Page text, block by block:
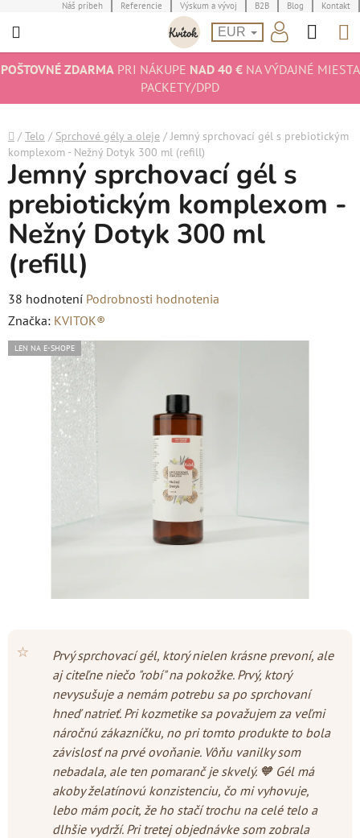
na
Náš príbeh Referencie Výskum a vývoj B2B Blog Kontakt
EUR
POŠTOVNÉ ZDARMAPRI NÁKUPE NAD 40 €NA VÝDAJNÉ MIESTA
PACKETY/DPD
Domov
/ Telo / Sprchové gély a oleje / Jemný sprchovací gél s prebiotickým
komplexom - Nežný Dotyk 300 ml (refill)
⭐
Prvý sprchovací gél, ktorý nielen krásne prevoní, ale
aj citeľne niečo "robí" na pokožke. Prvý, ktorý
nevysušuje a nemám potrebu sa po sprchovaní
hneď natrieť. Pri kozmetike sa považujem za veľmi
náročnú zákazníčku, no pri tomto produkte to bola
závislosť na prvé ovoňanie. Vôňu vanilky som
nebadala, ale ten pomaranč je skvelý. 🧡 Gél má
akoby želatínovú konzistenciu, čo mi vyhovuje,
lebo mám pocit, že ho stačí trochu na celé telo a
dlhšie vydrží. Pri tretej objednávke som zobrala
Jemný sprchovací gél s
prebiotickým komplexom -
Nežný Dotyk 300 ml
(refill)
Priemerné
hodnotenie
produktu
hviezdičiek.
38 hodnotení Podrobnosti hodnotenia
Značka: KVITOK®
LEN NA E-SHOPE